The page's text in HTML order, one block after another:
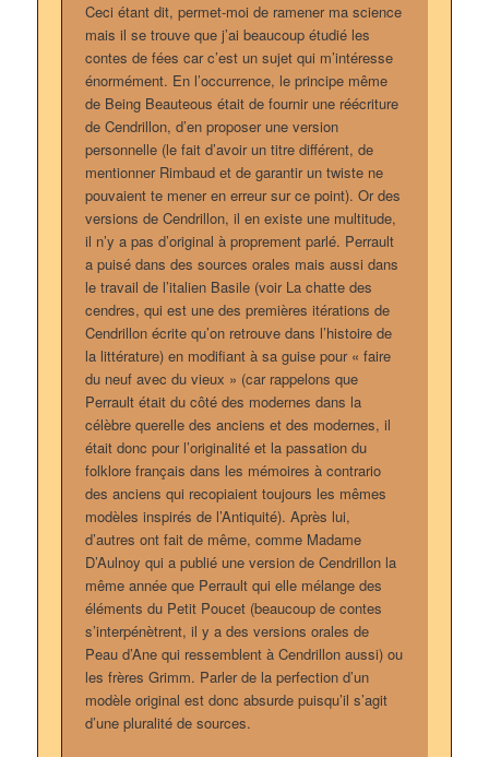
Ceci étant dit, permet-moi de ramener ma science
mais il se trouve que j’ai beaucoup étudié les
contes de fées car c’est un sujet qui m’intéresse
énormément. En l’occurrence, le principe même
de Being Beauteous était de fournir une réécriture
de Cendrillon, d’en proposer une version
personnelle (le fait d’avoir un titre différent, de
mentionner Rimbaud et de garantir un twiste ne
pouvaient te mener en erreur sur ce point). Or des
versions de Cendrillon, il en existe une multitude,
il n’y a pas d’original à proprement parlé. Perrault
a puisé dans des sources orales mais aussi dans
le travail de l’italien Basile (voir La chatte des
cendres, qui est une des premières itérations de
Cendrillon écrite qu’on retrouve dans l’histoire de
la littérature) en modifiant à sa guise pour « faire
du neuf avec du vieux » (car rappelons que
Perrault était du côté des modernes dans la
célèbre querelle des anciens et des modernes, il
était donc pour l’originalité et la passation du
folklore français dans les mémoires à contrario
des anciens qui recopiaient toujours les mêmes
modèles inspirés de l’Antiquité). Après lui,
d’autres ont fait de même, comme Madame
D’Aulnoy qui a publié une version de Cendrillon la
même année que Perrault qui elle mélange des
éléments du Petit Poucet (beaucoup de contes
s’interpénètrent, il y a des versions orales de
Peau d’Ane qui ressemblent à Cendrillon aussi) ou
les frères Grimm. Parler de la perfection d’un
modèle original est donc absurde puisqu’il s’agit
d’une pluralité de sources.